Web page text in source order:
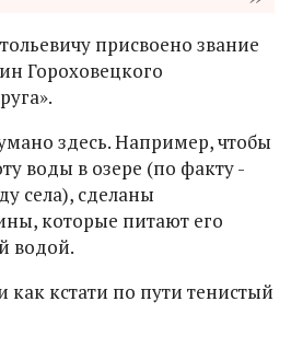
присвоено звание
Гороховецкого
здесь. Например, чтобы
воды в озере (по факту -
села), сделаны
которые питают его
водой.
как кстати по пути тенистый